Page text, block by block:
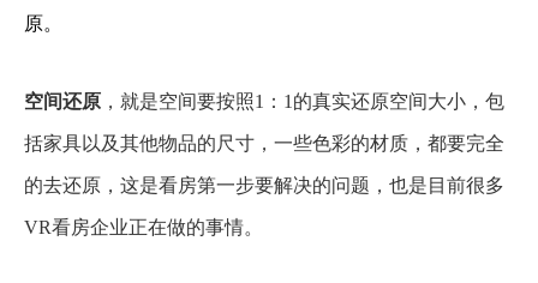
原。
空间还原 ，就是空间要按照1：1的真实还原空间大小，包
括家具以及其他物品的尺寸，一些色彩的材质，都要完全
的去还原，这是看房第一步要解决的问题，也是目前很多
VR看房企业正在做的事情。